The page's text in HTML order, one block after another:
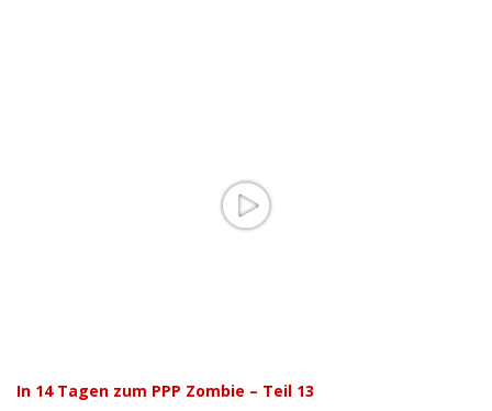
In 14 Tagen zum PPP Zombie – Teil 13